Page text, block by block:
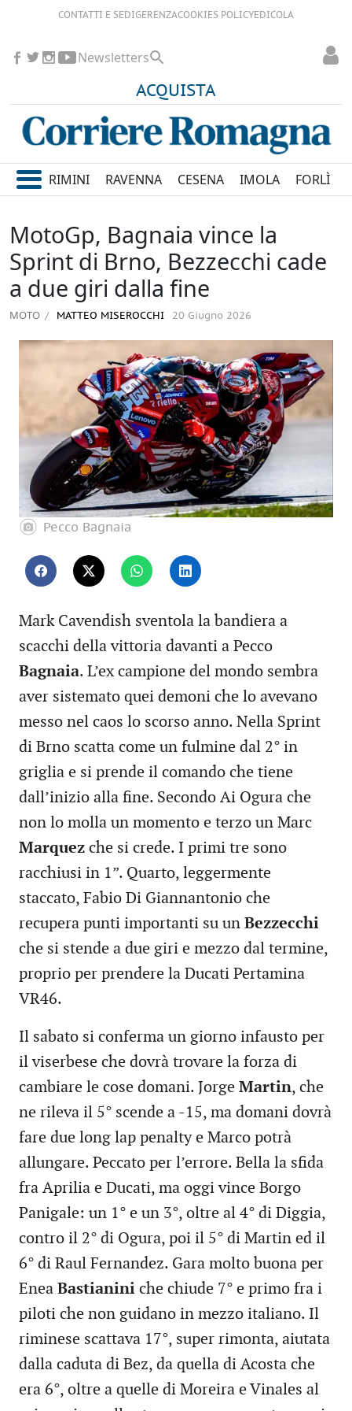
CONTATTI E SEDIGERENZACOOKIES POLICYEDICOLA
ACQUISTA
Newsletters
RIMINI RAVENNA CESENA IMOLA FORLÌ
MotoGp, Bagnaia vince la
Sprint di Brno, Bezzecchi cade
a due giri dalla fine
MOTO MATTEO MISEROCCHI 20 Giugno 2026
Pecco Bagnaia
Mark Cavendish sventola la bandiera a
scacchi della vittoria davanti a Pecco
Bagnaia. L’ex campione del mondo sembra
aver sistemato quei demoni che lo avevano
messo nel caos lo scorso anno. Nella Sprint
di Brno scatta come un fulmine dal 2° in
griglia e si prende il comando che tiene
dall’inizio alla fine. Secondo Ai Ogura che
non lo molla un momento e terzo un Marc
Marquez che si crede. I primi tre sono
racchiusi in 1”. Quarto, leggermente
staccato, Fabio Di Giannantonio che
recupera punti importanti su un Bezzecchi
che si stende a due giri e mezzo dal termine,
proprio per prendere la Ducati Pertamina
VR46.
Il sabato si conferma un giorno infausto per
il viserbese che dovrà trovare la forza di
cambiare le cose domani. Jorge Martin, che
ne rileva il 5° scende a -15, ma domani dovrà
fare due long lap penalty e Marco potrà
allungare. Peccato per l’errore. Bella la sfida
fra Aprilia e Ducati, ma oggi vince Borgo
Panigale: un 1° e un 3°, oltre al 4° di Diggia,
contro il 2° di Ogura, poi il 5° di Martin ed il
6° di Raul Fernandez. Gara molto buona per
Enea Bastianini che chiude 7° e primo fra i
piloti che non guidano in mezzo italiano. Il
riminese scattava 17°, super rimonta, aiutata
dalla caduta di Bez, da quella di Acosta che
era 6°, oltre a quelle di Moreira e Vinales al